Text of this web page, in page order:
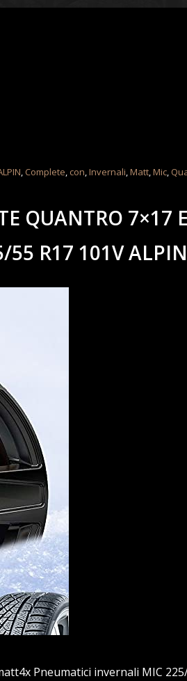
, Complete, con,Invernali,Matt,Mic,
QUANTRO 7×17
R17 101V
Pneumatici invernali MIC